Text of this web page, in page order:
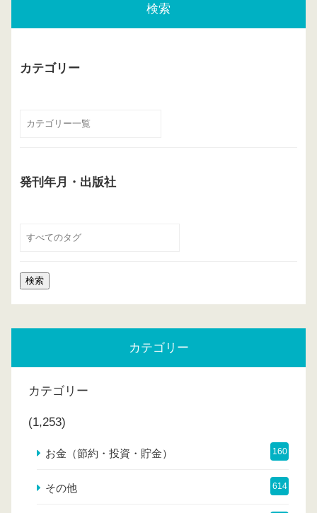
検索
カテゴリー
発刊年月・出版社
カテゴリー
カテゴリー
(1,253)
お金（節約・投資・貯金） 160
その他 614